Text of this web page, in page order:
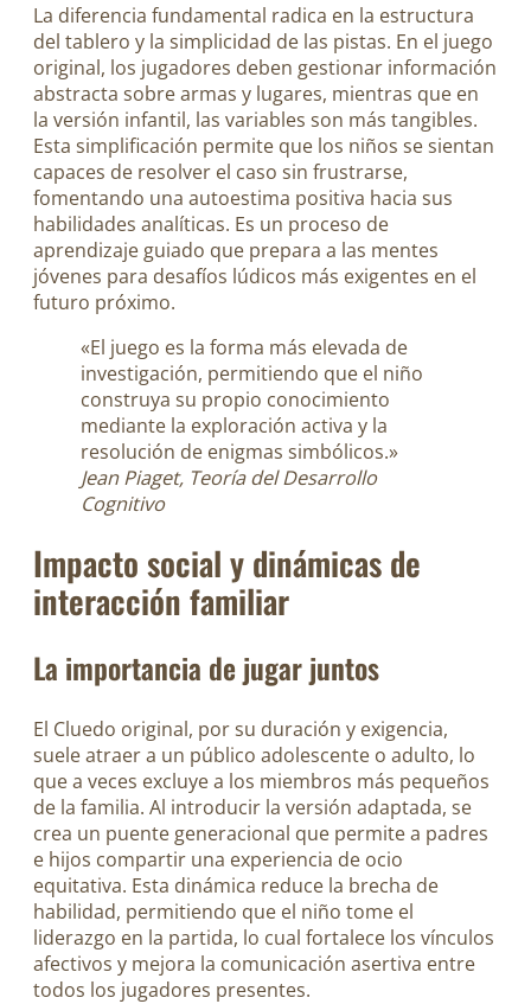
La diferencia fundamental radica en la estructura
del tablero y la simplicidad de las pistas. En el juego
original, los jugadores deben gestionar información
abstracta sobre armas y lugares, mientras que en
la versión infantil, las variables son más tangibles.
Esta simplificación permite que los niños se sientan
capaces de resolver el caso sin frustrarse,
fomentando una autoestima positiva hacia sus
habilidades analíticas. Es un proceso de
aprendizaje guiado que prepara a las mentes
jóvenes para desafíos lúdicos más exigentes en el
futuro próximo.
«El juego es la forma más elevada de
investigación, permitiendo que el niño
construya su propio conocimiento
mediante la exploración activa y la
resolución de enigmas simbólicos.»
Jean Piaget, Teoría del Desarrollo
Cognitivo
Impacto social y dinámicas de
interacción familiar
La importancia de jugar juntos
El Cluedo original, por su duración y exigencia,
suele atraer a un público adolescente o adulto, lo
que a veces excluye a los miembros más pequeños
de la familia. Al introducir la versión adaptada, se
crea un puente generacional que permite a padres
e hijos compartir una experiencia de ocio
equitativa. Esta dinámica reduce la brecha de
habilidad, permitiendo que el niño tome el
liderazgo en la partida, lo cual fortalece los vínculos
afectivos y mejora la comunicación asertiva entre
todos los jugadores presentes.